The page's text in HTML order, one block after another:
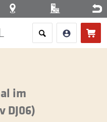
im
DJ06)